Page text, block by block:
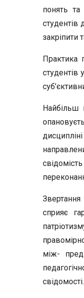
понять
студентів
закріпити
Практика
студентів
Найбільш
Звертання
сприяє
між-
свідомості.